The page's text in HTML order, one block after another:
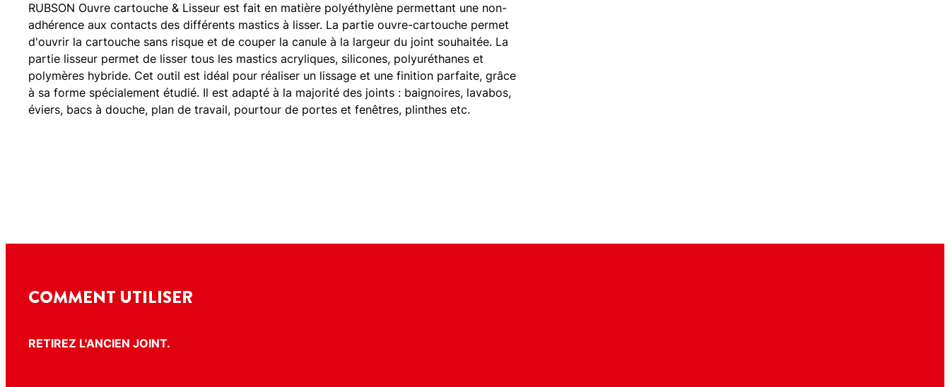
RUBSON Ouvre cartouche & Lisseur est fait en matière polyéthylène permettant une non-
adhérence aux contacts des différents mastics à lisser. La partie ouvre-cartouche permet
d'ouvrir la cartouche sans risque et de couper la canule à la largeur du joint souhaitée. La
partie lisseur permet de lisser tous les mastics acryliques, silicones, polyuréthanes et
polymères hybride. Cet outil est idéal pour réaliser un lissage et une finition parfaite, grâce
à sa forme spécialement étudié. Il est adapté à la majorité des joints : baignoires, lavabos,
éviers, bacs à douche, plan de travail, pourtour de portes et fenêtres, plinthes etc.
COMMENT UTILISER
RETIREZ L'ANCIEN JOINT.